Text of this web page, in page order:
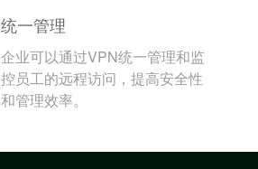
统一管理
企业可以通过VPN统一管理和监
控员工的远程访问，提高安全性
和管理效率。